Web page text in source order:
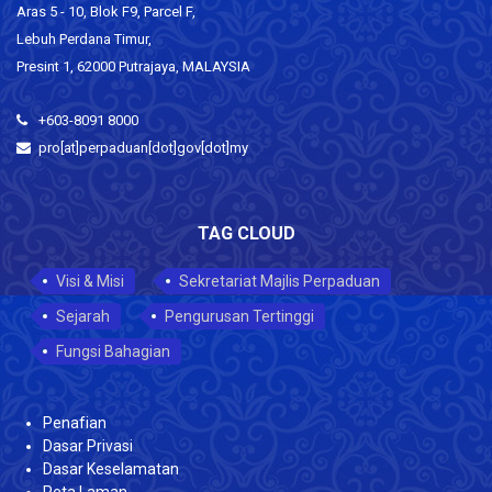
Aras 5 - 10, Blok F9, Parcel F,
Lebuh Perdana Timur,
Presint 1, 62000 Putrajaya, MALAYSIA
+603-8091 8000
pro[at]perpaduan[dot]gov[dot]my
TAG CLOUD
Visi & Misi
Sekretariat Majlis Perpaduan
Sejarah
Pengurusan Tertinggi
Fungsi Bahagian
Penafian
Dasar Privasi
Dasar Keselamatan